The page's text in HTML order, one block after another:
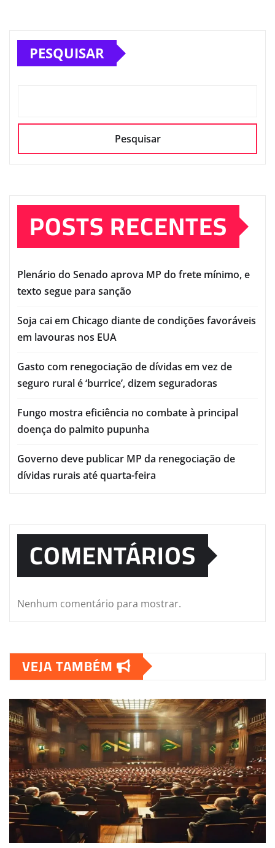
PESQUISAR
Pesquisar
POSTS RECENTES
Plenário do Senado aprova MP do frete mínimo, e
texto segue para sanção
Soja cai em Chicago diante de condições favoráveis
em lavouras nos EUA
Gasto com renegociação de dívidas em vez de
seguro rural é ‘burrice’, dizem seguradoras
Fungo mostra eficiência no combate à principal
doença do palmito pupunha
Governo deve publicar MP da renegociação de
dívidas rurais até quarta-feira
COMENTÁRIOS
Nenhum comentário para mostrar.
VEJA TAMBÉM